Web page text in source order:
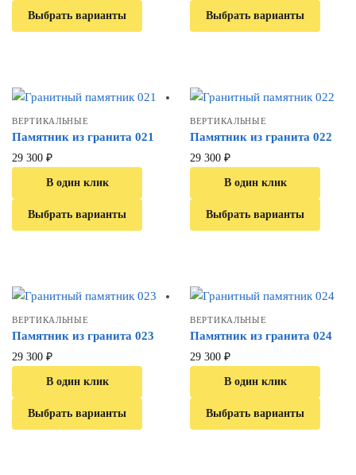
Выбрать варианты Выбрать варианты
ВЕРТИКАЛЬНЫЕ
Памятник из гранита 021
29 300 ₽
В один клик
Выбрать варианты
ВЕРТИКАЛЬНЫЕ
Памятник из гранита 022
29 300 ₽
В один клик
Выбрать варианты
ВЕРТИКАЛЬНЫЕ
Памятник из гранита 023
29 300 ₽
В один клик
Выбрать варианты
ВЕРТИКАЛЬНЫЕ
Памятник из гранита 024
29 300 ₽
В один клик
Выбрать варианты